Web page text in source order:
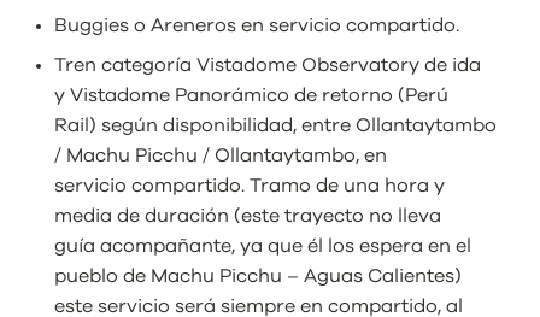
Buggies o Areneros en servicio compartido.
Tren categoría Vistadome Observatory de ida
y Vistadome Panorámico de retorno (Perú
Rail) según disponibilidad, entre Ollantaytambo
/ Machu Picchu / Ollantaytambo, en
servicio compartido. Tramo de una hora y
media de duración (este trayecto no lleva
guía acompañante, ya que él los espera en el
pueblo de Machu Picchu – Aguas Calientes)
este servicio será siempre en compartido, al